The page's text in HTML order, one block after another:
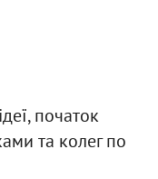
початок
та колег по